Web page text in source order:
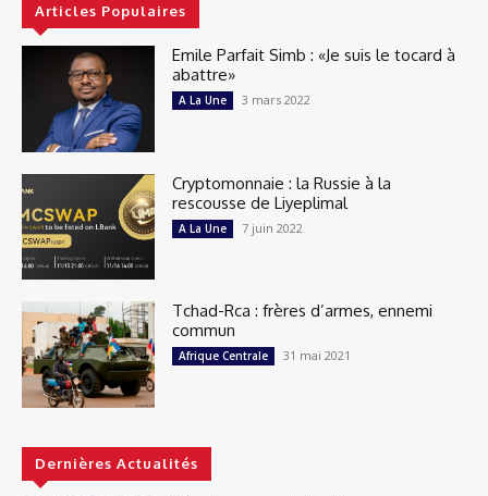
Articles Populaires
Emile Parfait Simb : «Je suis le tocard à
abattre»
A La Une 3 mars 2022
Cryptomonnaie : la Russie à la
rescousse de Liyeplimal
A La Une 7 juin 2022
Tchad-Rca : frères d’armes, ennemi
commun
Afrique Centrale 31 mai 2021
Dernières Actualités